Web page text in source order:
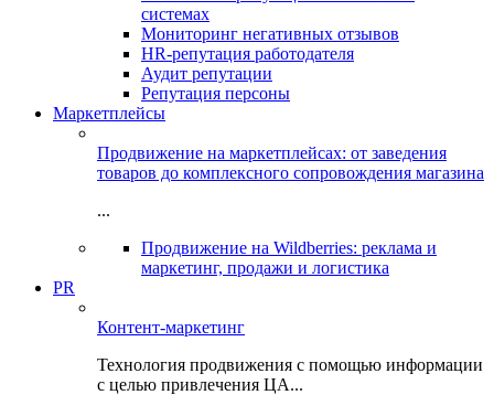
системах
Мониторинг негативных отзывов
HR-репутация работодателя
Аудит репутации
Репутация персоны
Маркетплейсы
Продвижение на маркетплейсах: от заведения
товаров до комплексного сопровождения магазина
...
Продвижение на Wildberries: реклама и
маркетинг, продажи и логистика
PR
Контент-маркетинг
Технология продвижения с помощью информации
с целью привлечения ЦА...